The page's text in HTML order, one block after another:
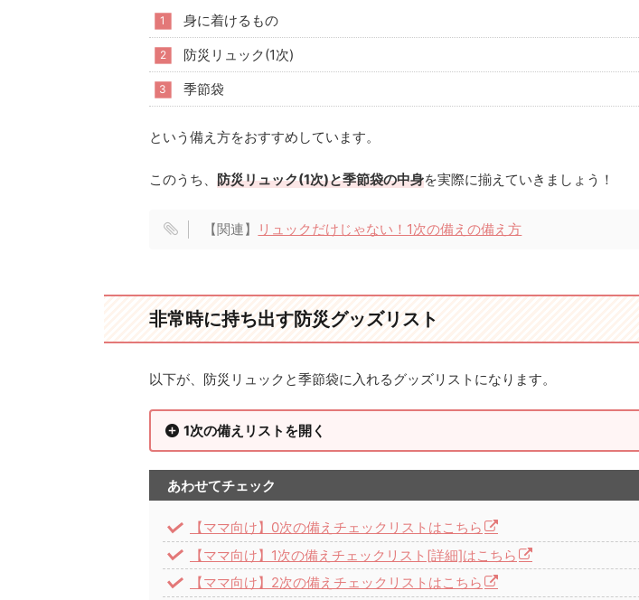
身に着けるもの
防災リュック(1次)
季節袋
という備え方をおすすめしています。
このうち、 防災リュック(1次)と季節袋の中身を実際に揃えていきましょう！
【関連】 リュックだけじゃない！1次の備えの備え方
非常時に持ち出す防災グッズリスト
以下が、防災リュックと季節袋に入れるグッズリストになります。
1次の備えリストを開く
あわせてチェック
【ママ向け】0次の備えチェックリストはこちら
【ママ向け】1次の備えチェックリスト[詳細]はこちら
【ママ向け】2次の備えチェックリストはこちら